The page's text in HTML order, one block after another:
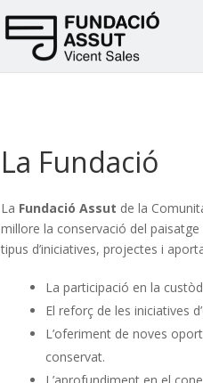
La Fundació
L a Fundació Assut de la
millore la conservació del
tipus d’iniciatives, projectes i
La participació en la
El reforç de les iniciatives
L’oferiment de noves
conservat.
L’aprofundiment en el